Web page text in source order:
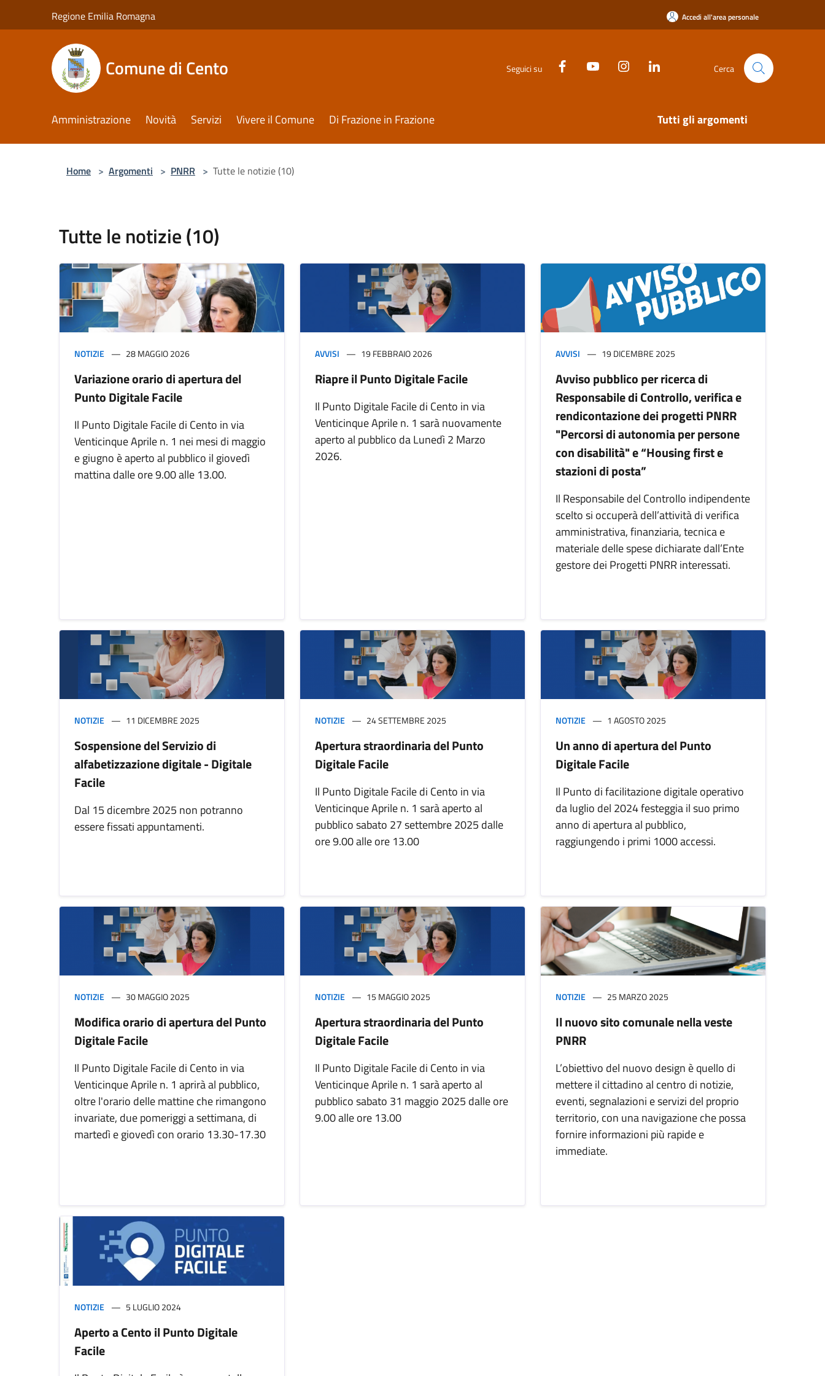
Regione Emilia Romagna Accedi all'area personale
Comune di Cento Seguici su Cerca
Amministrazione Novità Servizi Vivere il Comune Di Frazione in Frazione Tutti gli argomenti
Home > Argomenti > PNRR > Tutte le notizie (10)
Tutte le notizie (10)
NOTIZIE 28 MAGGIO 2026
Variazione orario di apertura del
Punto Digitale Facile
Il Punto Digitale Facile di Cento in via
Venticinque Aprile n. 1 nei mesi di maggio
e giugno è aperto al pubblico il giovedì
mattina dalle ore 9.00 alle 13.00.
AVVISI 19 FEBBRAIO 2026
Riapre il Punto Digitale Facile
Il Punto Digitale Facile di Cento in via
Venticinque Aprile n. 1 sarà nuovamente
aperto al pubblico da Lunedì 2 Marzo
2026.
AVVISI 19 DICEMBRE 2025
Avviso pubblico per ricerca di
Responsabile di Controllo, verifica e
rendicontazione dei progetti PNRR
"Percorsi di autonomia per persone
con disabilità" e “Housing first e
stazioni di posta”
Il Responsabile del Controllo indipendente
scelto si occuperà dell’attività di verifica
amministrativa, finanziaria, tecnica e
materiale delle spese dichiarate dall’Ente
gestore dei Progetti PNRR interessati.
NOTIZIE 11 DICEMBRE 2025
Sospensione del Servizio di
alfabetizzazione digitale - Digitale
Facile
Dal 15 dicembre 2025 non potranno
essere fissati appuntamenti.
NOTIZIE 24 SETTEMBRE 2025
Apertura straordinaria del Punto
Digitale Facile
Il Punto Digitale Facile di Cento in via
Venticinque Aprile n. 1 sarà aperto al
pubblico sabato 27 settembre 2025 dalle
ore 9.00 alle ore 13.00
NOTIZIE 1 AGOSTO 2025
Un anno di apertura del Punto
Digitale Facile
Il Punto di facilitazione digitale operativo
da luglio del 2024 festeggia il suo primo
anno di apertura al pubblico,
raggiungendo i primi 1000 accessi.
NOTIZIE 30 MAGGIO 2025
Modifica orario di apertura del Punto
Digitale Facile
Il Punto Digitale Facile di Cento in via
Venticinque Aprile n. 1 aprirà al pubblico,
oltre l'orario delle mattine che rimangono
invariate, due pomeriggi a settimana, di
martedì e giovedì con orario 13.30-17.30
NOTIZIE 15 MAGGIO 2025
Apertura straordinaria del Punto
Digitale Facile
Il Punto Digitale Facile di Cento in via
Venticinque Aprile n. 1 sarà aperto al
pubblico sabato 31 maggio 2025 dalle ore
9.00 alle ore 13.00
NOTIZIE 25 MARZO 2025
Il nuovo sito comunale nella veste
PNRR
L’obiettivo del nuovo design è quello di
mettere il cittadino al centro di notizie,
eventi, segnalazioni e servizi del proprio
territorio, con una navigazione che possa
fornire informazioni più rapide e
immediate.
NOTIZIE 5 LUGLIO 2024
Aperto a Cento il Punto Digitale
Facile